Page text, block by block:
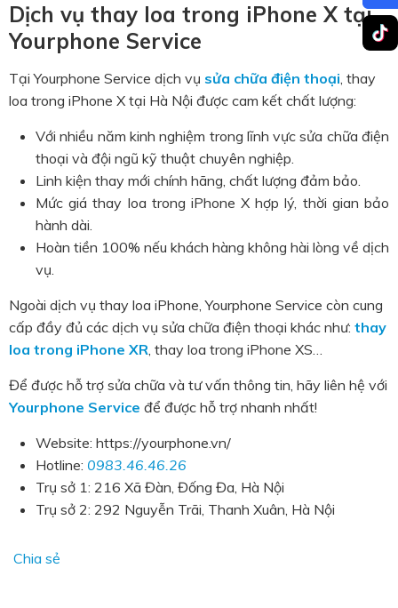
Dịch vụ thay loa trong iPhone X tại
Yourphone Service
Tại Yourphone Service dịch vụ sửa chữa điện thoại, thay
loa trong iPhone X tại Hà Nội được cam kết chất lượng:
Với nhiều năm kinh nghiệm trong lĩnh vực sửa chữa điện
thoại và đội ngũ kỹ thuật chuyên nghiệp.
Linh kiện thay mới chính hãng, chất lượng đảm bảo.
Mức giá thay loa trong iPhone X hợp lý, thời gian bảo
hành dài.
Hoàn tiền 100% nếu khách hàng không hài lòng về dịch
vụ.
Ngoài dịch vụ thay loa iPhone, Yourphone Service còn cung
cấp đầy đủ các dịch vụ sửa chữa điện thoại khác như: thay
loa trong iPhone XR, thay loa trong iPhone XS…
Để được hỗ trợ sửa chữa và tư vấn thông tin, hãy liên hệ với
Yourphone Service để được hỗ trợ nhanh nhất!
Website: https://yourphone.vn/
Hotline: 0983.46.46.26
Trụ sở 1: 216 Xã Đàn, Đống Đa, Hà Nội
Trụ sở 2: 292 Nguyễn Trãi, Thanh Xuân, Hà Nội
Chia sẻ